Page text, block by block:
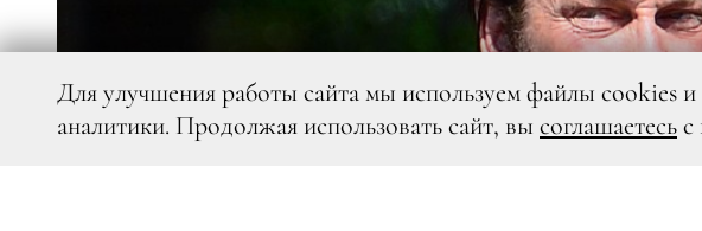
Для улучшения работы сайта мы используем файлы cookies
аналитики. Продолжая использовать сайт, вы соглашаетесьс